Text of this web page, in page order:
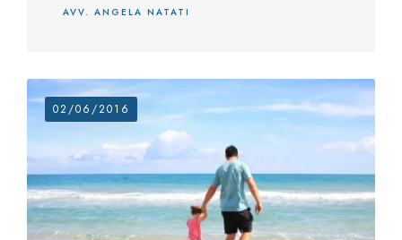
AVV. ANGELA NATATI
02/06/2016